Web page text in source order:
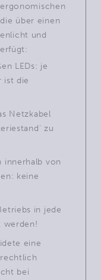
über einen
und
LEDs: je
ist die
Netzkabel
zu
innerhalb von
keine
in jede
werden!
eine
bei